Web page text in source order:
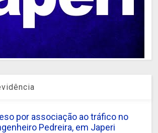
por associação ao tráfico no
Pedreira, em Japeri